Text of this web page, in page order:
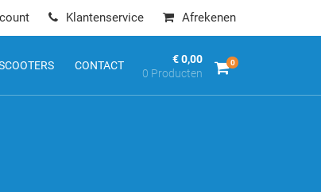
Klantenservice Afrekenen
0
€ 0,00
0 Producten
CONTACT